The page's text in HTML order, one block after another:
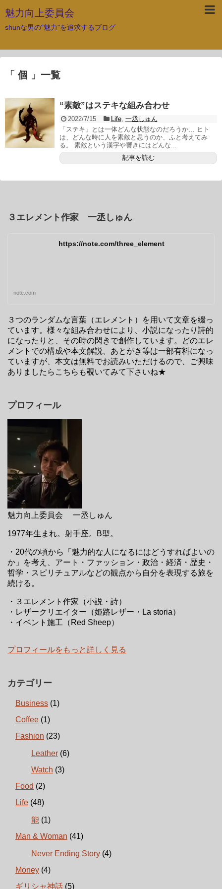
魅力向上委員会
shunな男の"魅力"を追求するブログ
「 個 」一覧
“素敵”はステキな組み合わせ
2022/7/15 Life, 一丞しゅん
「ステキ」とは一体どんな状態なのだろうか… ヒト
は、どんな時に人を素敵と思うのか、ふと考えてみ
る。 素敵という漢字や響きにはどんな...
記事を読む
３エレメント作家 一丞しゅん
https://note.com/three_element
note.com
３つのランダムな言葉（エレメント）を用いて文章を綴っ
ています。様々な組み合わせにより、小説になったり詩的
になったりと、その時の閃きで創作しています。どのエレ
メントでの構成や本文解説、あとがき等は一部有料になっ
ていますが、本文は無料でお読みいただけるので、ご興味
ありましたらこちらも覗いてみて下さいね★
プロフィール
魅力向上委員会 一丞しゅん
1977年生まれ。射手座。B型。
・20代の頃から「魅力的な人になるにはどうすればよいの
か」を考え、アート・ファッション・政治・経済・歴史・
哲学・スピリチュアルなどの観点から自分を表現する旅を
続ける。
・３エレメント作家（小説・詩）
・レザークリエイター（姫路レザー・La storia）
・イベント施工（Red Sheep）
プロフィールをもっと詳しく見る
カテゴリー
Business (1)
Coffee (1)
Fashion (23)
Leather (6)
Watch (3)
Food (2)
Life (48)
能 (1)
Man & Woman (41)
Never Ending Story (4)
Money (4)
ギリシャ神話 (5)